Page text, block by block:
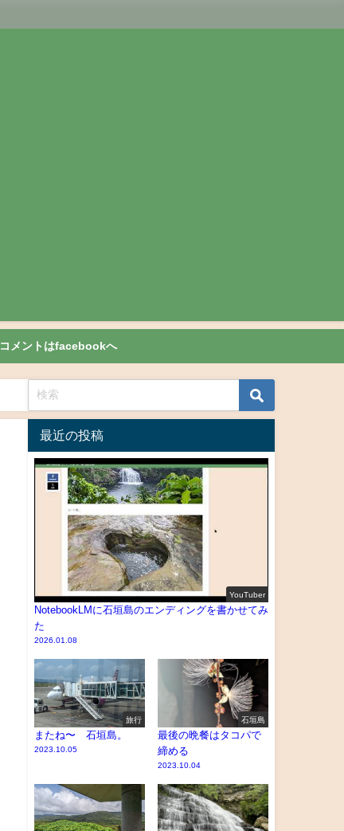
コメントはfacebookへ
最近の投稿
YouTuber
NotebookLMに石垣島のエンディングを書かせてみ
た
2026.01.08
旅行
またね〜 石垣島。
2023.10.05
石垣島
最後の晩餐はタコパで
締める
2023.10.04